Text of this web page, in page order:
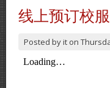
线上预订校服
Posted byit on